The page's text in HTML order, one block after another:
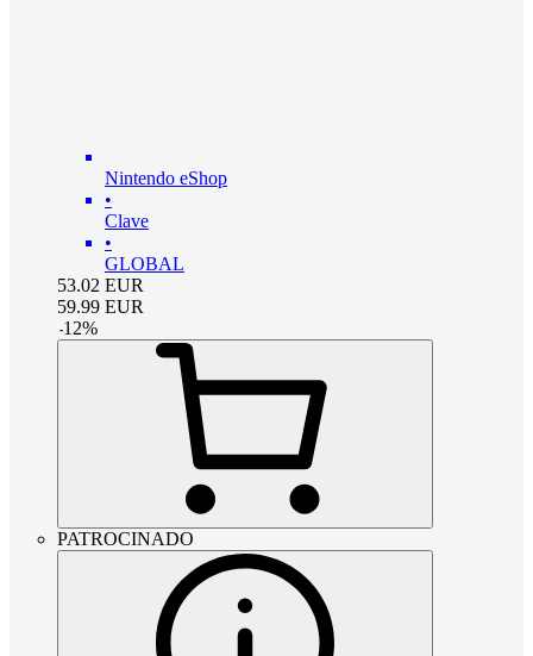
Nintendo eShop
•
Clave
•
GLOBAL
53.02 EUR
59.99 EUR
-12%
PATROCINADO